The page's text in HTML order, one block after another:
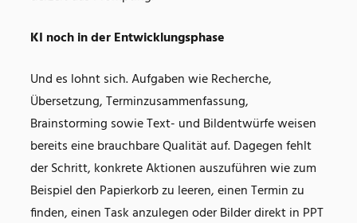
KI noch in der Entwicklungsphase
Und es lohnt sich. Aufgaben wie Recherche,
Übersetzung, Terminzusammenfassung,
Brainstorming sowie Text- und Bildentwürfe weisen
bereits eine brauchbare Qualität auf. Dagegen fehlt
der Schritt, konkrete Aktionen auszuführen wie zum
Beispiel den Papierkorb zu leeren, einen Termin zu
finden, einen Task anzulegen oder Bilder direkt in PPT